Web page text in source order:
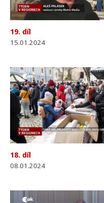
19. díl
15.01.2024
18. díl
08.01.2024